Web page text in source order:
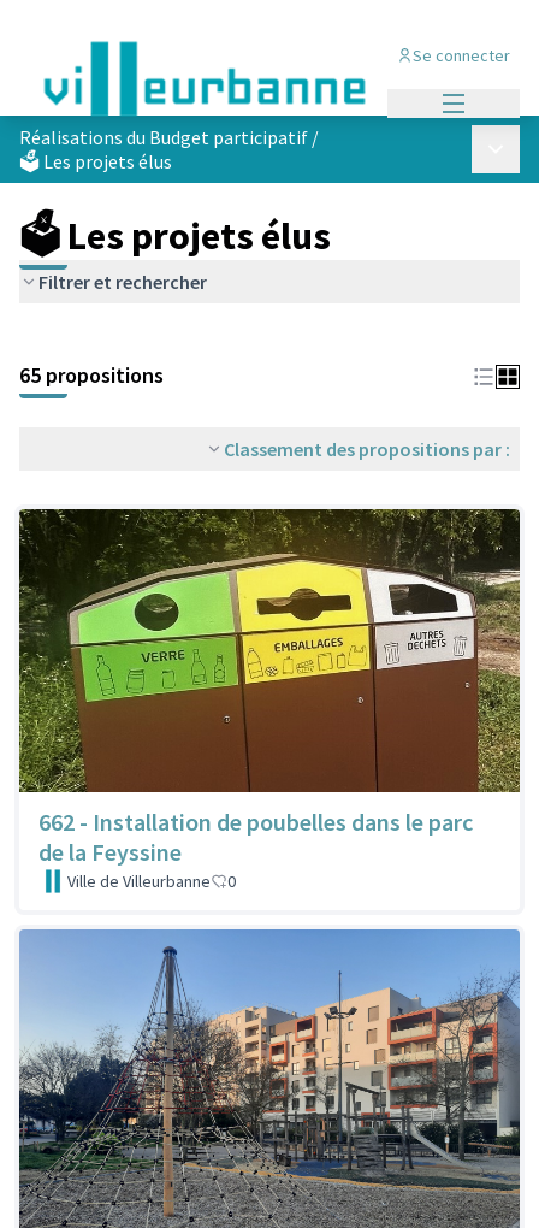
Se connecter
Réalisations du Budget participatif /
🗳️ Les projets élus
🗳️ Les projets élus
Filtrer et rechercher
+
−
65 propositions
Classement des propositions par :
662 - Installation de poubelles dans le parc
de la Feyssine
Ville de Villeurbanne 0